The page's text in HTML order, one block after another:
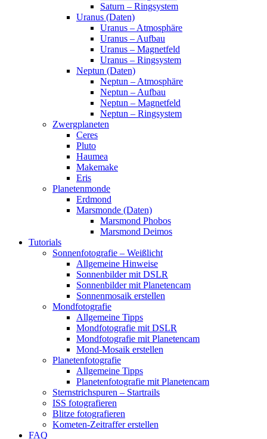
Saturn – Ringsystem
Uranus (Daten)
Uranus – Atmosphäre
Uranus – Aufbau
Uranus – Magnetfeld
Uranus – Ringsystem
Neptun (Daten)
Neptun – Atmosphäre
Neptun – Aufbau
Neptun – Magnetfeld
Neptun – Ringsystem
Zwergplaneten
Ceres
Pluto
Haumea
Makemake
Eris
Planetenmonde
Erdmond
Marsmonde (Daten)
Marsmond Phobos
Marsmond Deimos
Tutorials
Sonnenfotografie – Weißlicht
Allgemeine Hinweise
Sonnenbilder mit DSLR
Sonnenbilder mit Planetencam
Sonnenmosaik erstellen
Mondfotografie
Allgemeine Tipps
Mondfotografie mit DSLR
Mondfotografie mit Planetencam
Mond-Mosaik erstellen
Planetenfotografie
Allgemeine Tipps
Planetenfotografie mit Planetencam
Sternstrichspuren – Startrails
ISS fotografieren
Blitze fotografieren
Kometen-Zeitraffer erstellen
FAQ